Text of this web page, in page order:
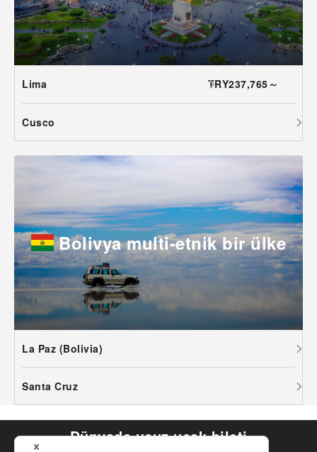
Lima TRY237,765～
Cusco
Bolivya multi-etnik bir ülke
La Paz (Bolivia)
Santa Cruz
Dünyada ucuz uçak bileti